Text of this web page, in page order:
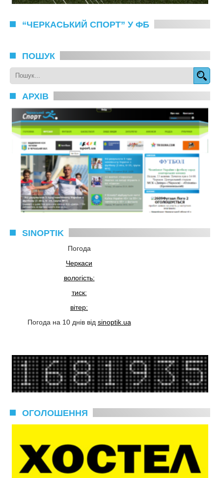
“ЧЕРКАСЬКИЙ СПОРТ” У ФБ
ПОШУК
АРХІВ
SINOPTIK
Погода
Черкаси
вологість:
тиск:
вітер:
Погода на 10 днів від sinoptik.ua
ОГОЛОШЕННЯ